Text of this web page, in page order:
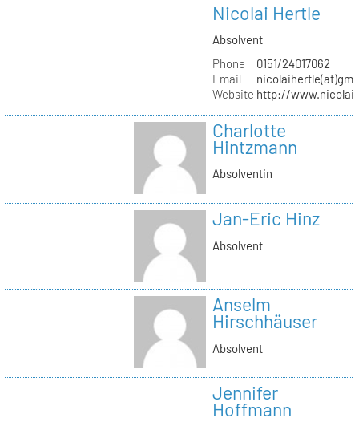
Nicolai Hertle
Absolvent
Phone
0151/24017062
Email
Website http://
Charlotte
Hintzmann
Absolventin
Jan-Eric Hinz
Absolvent
Anselm
Hirschhäuser
Absolvent
Jennifer
Hoffmann